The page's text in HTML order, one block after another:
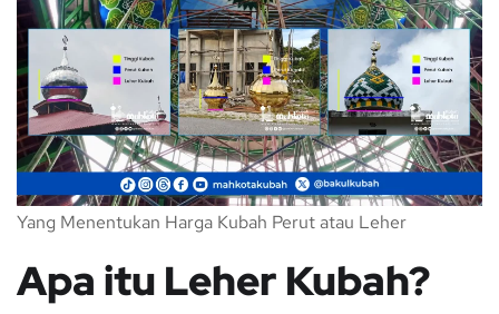
Yang Menentukan Harga Kubah Perut atau Leher
Apa itu Leher Kubah?